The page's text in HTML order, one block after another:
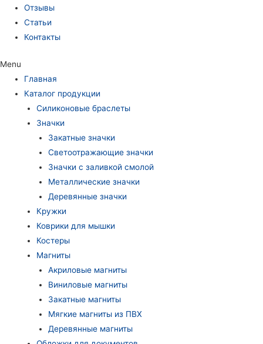
Отзывы
Статьи
Контакты
Menu
Главная
Каталог продукции
Силиконовые браслеты
Значки
Закатные значки
Светоотражающие значки
Значки с заливкой смолой
Металлические значки
Деревянные значки
Кружки
Коврики для мышки
Костеры
Магниты
Акриловые магниты
Виниловые магниты
Закатные магниты
Мягкие магниты из ПВХ
Деревянные магниты